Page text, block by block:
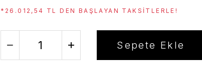
*26.012,54 TL DEN BAŞLAYAN TAKSITLERLE!
Sepete Ekle